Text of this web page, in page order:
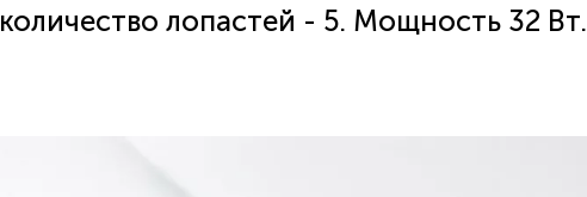
лопастей - 5. Мощность 32 Вт.